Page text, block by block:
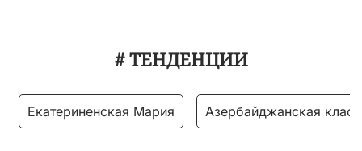
# ТЕНДЕНЦИИ
Екатериненская Мария Азербайджанская